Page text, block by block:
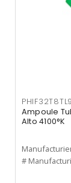
Ampoule
Alto 4100°K
#